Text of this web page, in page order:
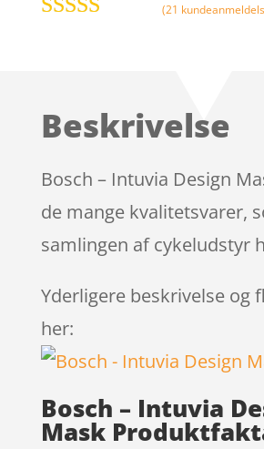
kundebedø
(21
Beskrivelse
Bosch – Intuvia Design
de mange kvalitetsvarer,
samlingen af cykeludstyr
Yderligere beskrivelse og
her:
Bosch – Intuvia
Mask